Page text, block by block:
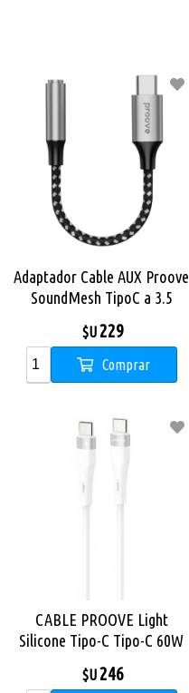
Adaptador Cable AUX Proove
SoundMesh TipoC a 3.5
$U229
Comprar
CABLE PROOVE Light
Silicone Tipo-C Tipo-C 60W
$U246